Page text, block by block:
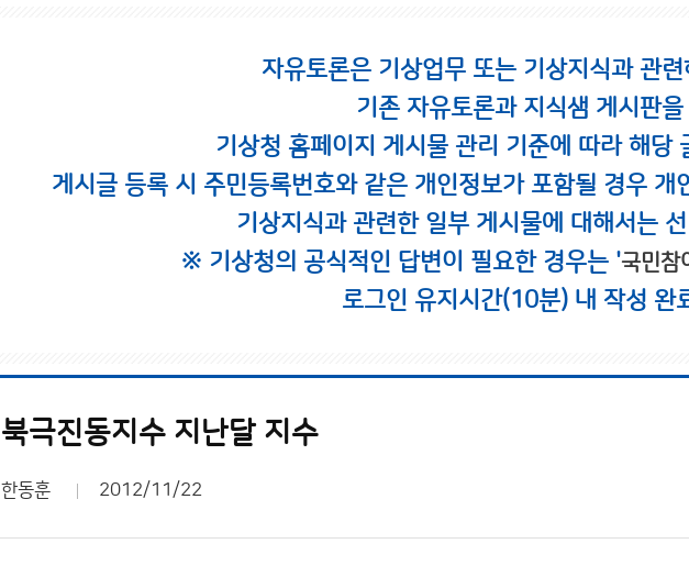
자유토론은 기상업무 또는 기상지식과 관
기존 자유토론과 지식샘 게시판
기상청 홈페이지 게시물 관리 기준에 따라 해당
게시글 등록 시 주민등록번호와 같은 개인정보가 포함될 경우
기상지식과 관련한 일부 게시물에 대해서는
※ 기상청의 공식적인 답변이 필요한 경우는 '국민참
로그인 유지시간(10분) 내 작성 완
북극진동지수 지난달 지수
한동훈 2012/11/22